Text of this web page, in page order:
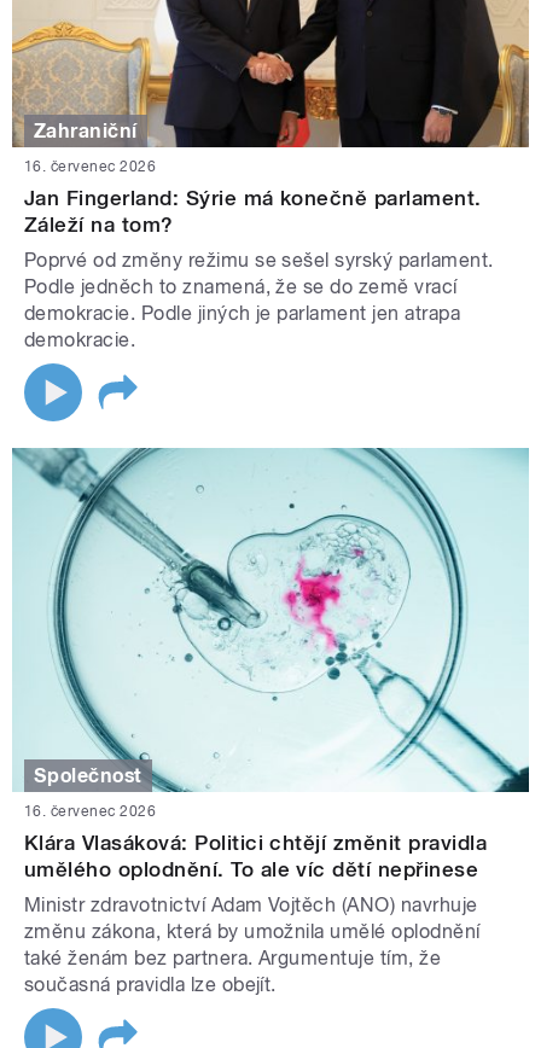
Zahraniční
16. červenec 2026
Jan Fingerland: Sýrie má konečně parlament.
Záleží na tom?
Poprvé od změny režimu se sešel syrský parlament.
Podle jedněch to znamená, že se do země vrací
demokracie. Podle jiných je parlament jen atrapa
demokracie.
Společnost
16. červenec 2026
Klára Vlasáková: Politici chtějí změnit pravidla
umělého oplodnění. To ale víc dětí nepřinese
Ministr zdravotnictví Adam Vojtěch (ANO) navrhuje
změnu zákona, která by umožnila umělé oplodnění
také ženám bez partnera. Argumentuje tím, že
současná pravidla lze obejít.